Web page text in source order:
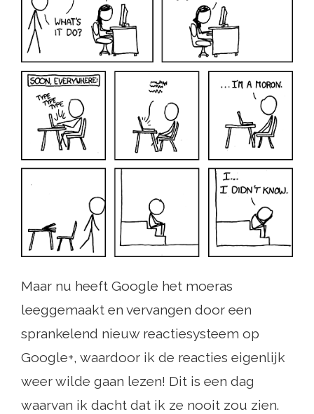
Maar nu heeft Google het moeras
leeggemaakt en vervangen door een
sprankelend nieuw reactiesysteem op
Google+, waardoor ik de reacties eigenlijk
weer wilde gaan lezen! Dit is een dag
waarvan ik dacht dat ik ze nooit zou zien.